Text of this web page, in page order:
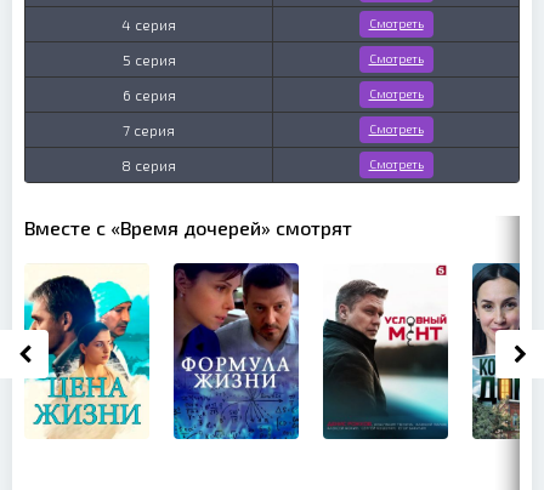
4 серия Смотреть
5 серия Смотреть
6 серия Смотреть
7 серия Смотреть
8 серия Смотреть
Вместе с «Время дочерей» смотрят